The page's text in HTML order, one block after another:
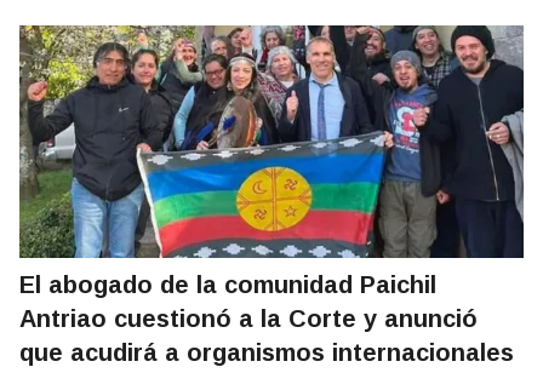
El abogado de la comunidad Paichil
Antriao cuestionó a la Corte y anunció
que acudirá a organismos internacionales